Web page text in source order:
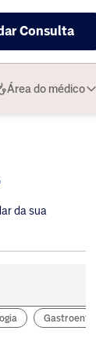
Consulta
Área do médico
da sua